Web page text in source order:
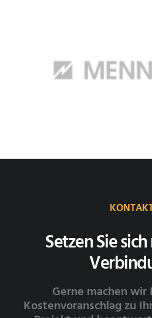
Setzen Sie
Gerne machen wir
Kostenvoranschlag zu